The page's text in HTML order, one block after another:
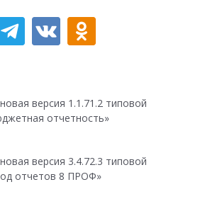
версия 1.1.71.2 типовой
отчетность»
версия 3.4.72.3 типовой
отчетов 8 ПРОФ»